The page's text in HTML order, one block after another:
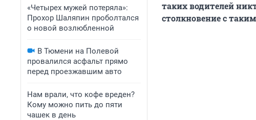
«Четырех мужей потеряла»:
Прохор Шаляпин проболтался
о новой возлюбленной
В Тюмени на Полевой
провалился асфальт прямо
перед проезжавшим авто
Нам врали, что кофе вреден?
Кому можно пить до пяти
чашек в день
таких водителей
столкновение с